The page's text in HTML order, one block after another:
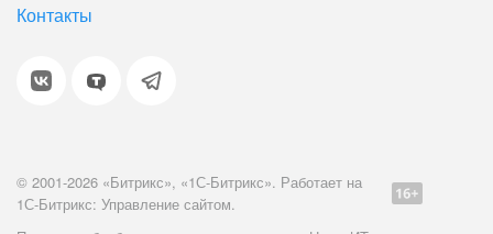
Контакты
© 2001-2026 «Битрикс», «1С-Битрикс». Работает на
1С-Битрикс: Управление сайтом.